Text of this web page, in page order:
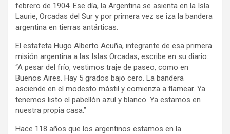
febrero de 1904. Ese día, la Argentina se asienta en la Isla
Laurie, Orcadas del Sur y por primera vez se iza la bandera
argentina en tierras antárticas.
El estafeta Hugo Alberto Acuña, integrante de esa primera
misión argentina a las Islas Orcadas, escribe en su diario:
“A pesar del frío, vestimos traje de paseo, como en
Buenos Aires. Hay 5 grados bajo cero. La bandera
asciende en el modesto mástil y comienza a flamear. Ya
tenemos listo el pabellón azul y blanco. Ya estamos en
nuestra propia casa.”
Hace 118 años que los argentinos estamos en la